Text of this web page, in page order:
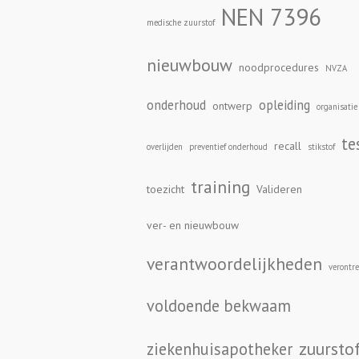
medische zuurstof NEN 7396
nieuwbouw noodprocedures NVZA
onderhoud ontwerp opleiding organisatie
overlijden preventief onderhoud recall stikstof
toezicht training Valideren
ver- en nieuwbouw
verantwoordelijkheden
voldoende bekwaam
ziekenhuisapotheker